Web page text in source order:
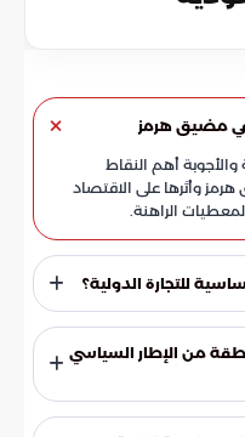
في مضيق هرمز
أهم النقاط
وأثرها على الاقتصاد
الراهنة.
الطاقة العالمي،
ووصول ناقلات النفط
وأي اضطراب في هذا
العالمي ودخوله
من الإطار السياسي
تصريحات وتهديدات لفظية